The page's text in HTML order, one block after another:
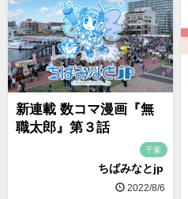
新連載 数コマ漫画『無
職太郎』第３話
千葉
ちばみなとjp
2022/8/6